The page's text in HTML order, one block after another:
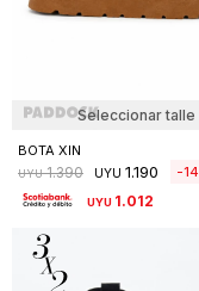
Seleccionar talle
BOTA XIN
UYU 1.390 UYU 1.190 14
UYU 1.012